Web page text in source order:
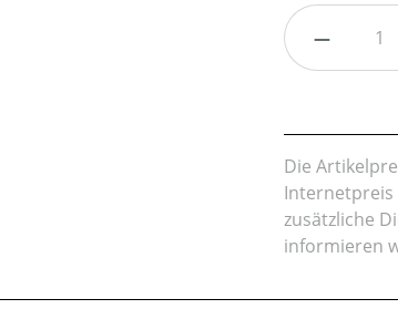
Produkt
Die
Internetpreis
zusätzliche
informieren